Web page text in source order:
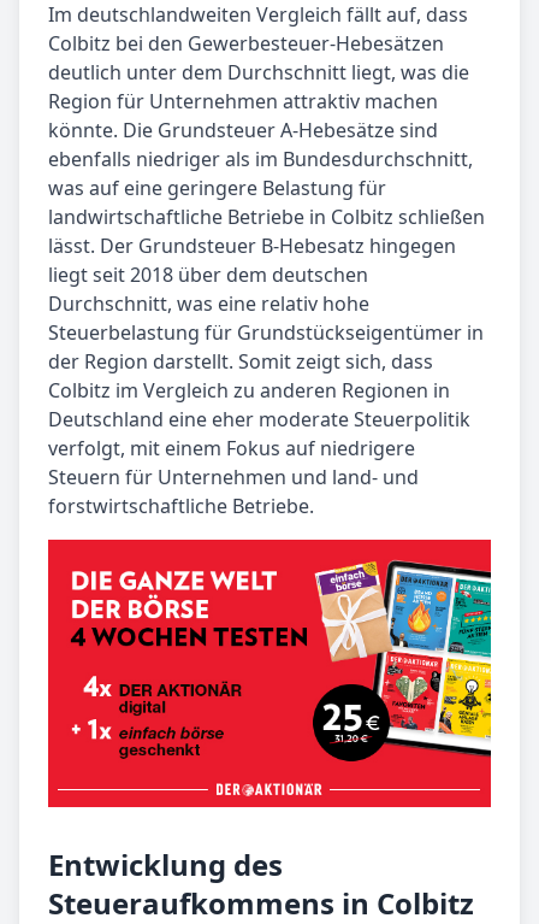
Im deutschlandweiten Vergleich fällt auf, dass
Colbitz bei den Gewerbesteuer-Hebesätzen
deutlich unter dem Durchschnitt liegt, was die
Region für Unternehmen attraktiv machen
könnte. Die Grundsteuer A-Hebesätze sind
ebenfalls niedriger als im Bundesdurchschnitt,
was auf eine geringere Belastung für
landwirtschaftliche Betriebe in Colbitz schließen
lässt. Der Grundsteuer B-Hebesatz hingegen
liegt seit 2018 über dem deutschen
Durchschnitt, was eine relativ hohe
Steuerbelastung für Grundstückseigentümer in
der Region darstellt. Somit zeigt sich, dass
Colbitz im Vergleich zu anderen Regionen in
Deutschland eine eher moderate Steuerpolitik
verfolgt, mit einem Fokus auf niedrigere
Steuern für Unternehmen und land- und
forstwirtschaftliche Betriebe.
Entwicklung des
Steueraufkommens in Colbitz